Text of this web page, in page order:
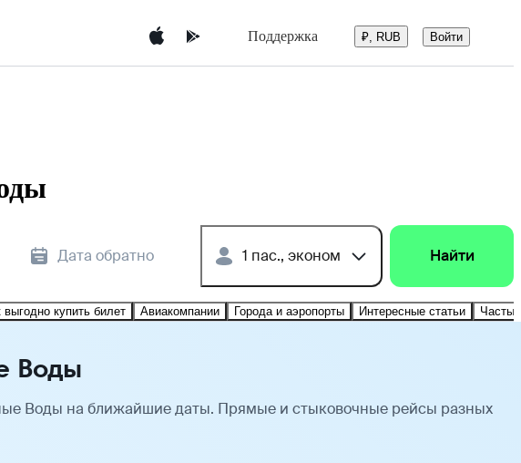
Поддержка ₽, RUB Войти
Дата обратно 1 пас., эконом Найти
выгодно купить билет Авиакомпании Города и аэропорты Интересные статьи
Воды
Воды на ближайшие даты. Прямые и стыковочные рейсы разных